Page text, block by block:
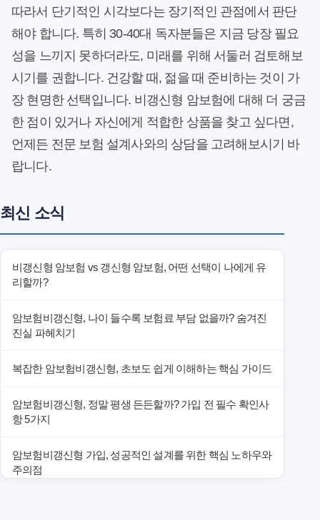
따라서 단기적인 시각보다는 장기적인 관점에서 판단
해야 합니다. 특히 30-40대 독자분들은 지금 당장 필요
성을 느끼지 못하더라도, 미래를 위해 서둘러 검토해보
시기를 권합니다. 건강할 때, 젊을 때 준비하는 것이 가
장 현명한 선택입니다. 비갱신형 암보험에 대해 더 궁금
한 점이 있거나 자신에게 적합한 상품을 찾고 싶다면,
언제든 전문 보험 설계사와의 상담을 고려해보시기 바
랍니다.
최신 소식
비갱신형 암보험 vs 갱신형 암보험, 어떤 선택이 나에게 유
리할까?
암보험비갱신형, 나이 들수록 보험료 부담 없을까? 숨겨진
진실 파헤치기
복잡한 암보험비갱신형, 초보도 쉽게 이해하는 핵심 가이드
암보험비갱신형, 정말 평생 든든할까? 가입 전 필수 확인사
항 5가지
암보험비갱신형 가입, 성공적인 설계를 위한 핵심 노하우와
주의점